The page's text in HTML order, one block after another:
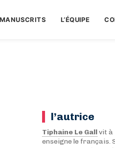
MANUSCRITS L‘ÉQUIPE
l’autrice
Tiphaine Le Gallvit à
enseigne le français.